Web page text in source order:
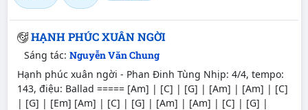
HẠNH PHÚC XUÂN NGỜI
Sáng tác: Nguyễn Văn Chung
Hạnh phúc xuân ngời - Phan Đinh Tùng Nhịp: 4/4, tempo:
143, điệu: Ballad ===== [Am] | [C] | [G] | [Am] | [Am] | [C]
| [G] | [Em] [Am] | [C] | [G] | [Am] | [Am] | [C] | [G] |